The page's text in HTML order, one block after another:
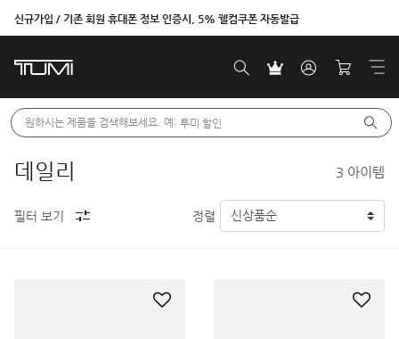
신규가입 / 기존 회원 휴대폰 정보 인증시, 5% 웰컴쿠폰 자동발급
원하시는 제품을 검색해보세요. 예: 투미 할인
데일리 3 아이템
필터 보기 정렬